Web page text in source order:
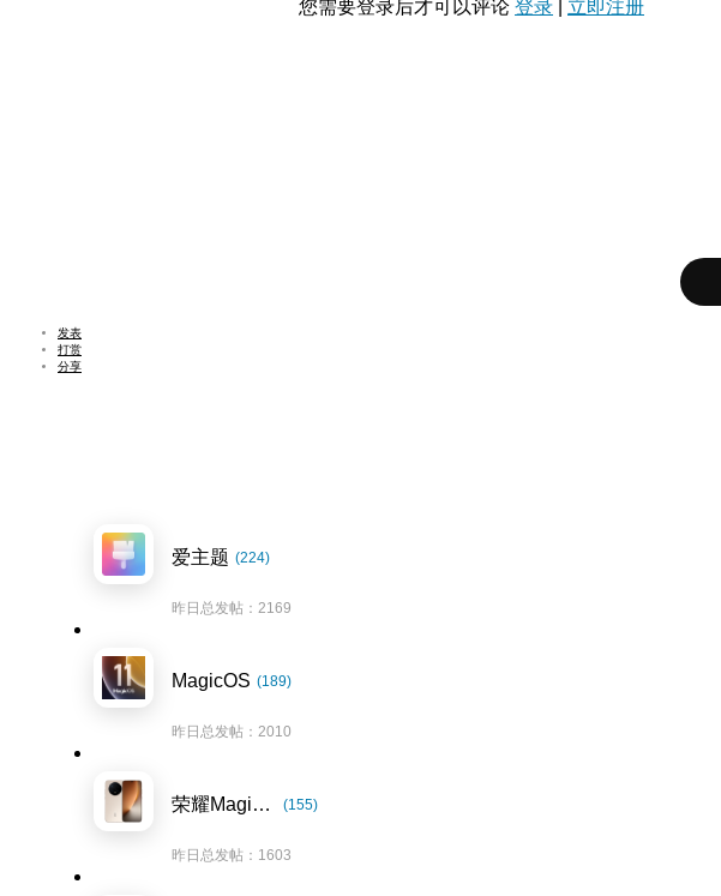
您需要登录后才可以评论 登录 立即注册
发表
打赏
分享
爱主题 (224)
昨日总发帖：2169
MagicOS (189)
昨日总发帖：2010
荣耀Magic8系列 (155)
昨日总发帖：1603